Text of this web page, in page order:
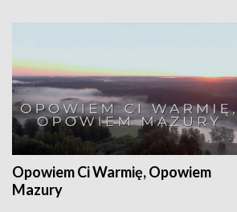
Opowiem Ci Warmię, Opowiem
Mazury